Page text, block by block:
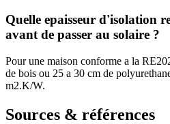
Quelle epaisseur d'isolation
avant de passer au solaire ?
Pour une maison conforme a la
de bois ou 25 a 30 cm de
m2.K/W.
Sources & références